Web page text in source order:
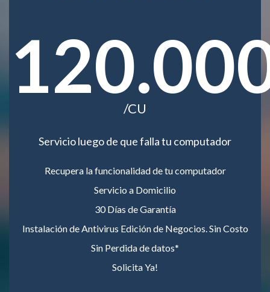
/CU
Servicio luego de que falla tu computador
Recupera la funcionalidad de tu computador
Servicio a Domicilio
30 Días de Garantía
Instalación de Antivirus Edición de Negocios. Sin Costo
Sin Perdida de datos*
Solicita Ya!